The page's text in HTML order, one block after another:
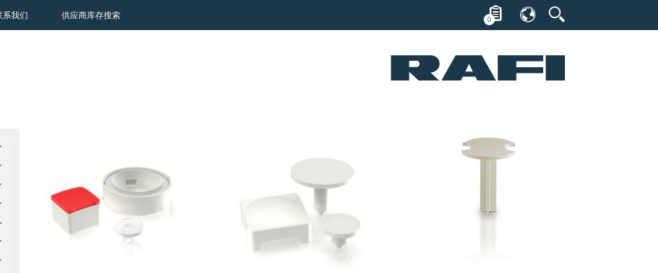
系我们 供应商库存搜索 0